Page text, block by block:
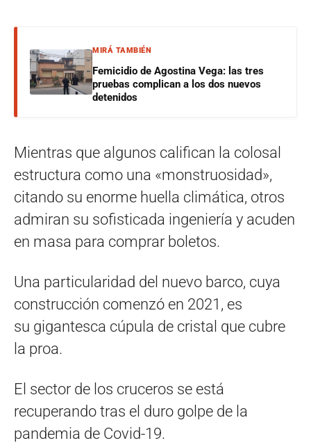
MIRÁ TAMBIÉN
Femicidio de Agostina Vega: las tres
pruebas complican a los dos nuevos
detenidos
Mientras que algunos califican la colosal
estructura como una «monstruosidad»,
citando su enorme huella climática, otros
admiran su sofisticada ingeniería y acuden
en masa para comprar boletos.
Una particularidad del nuevo barco, cuya
construcción comenzó en 2021, es
su gigantesca cúpula de cristal que cubre
la proa.
El sector de los cruceros se está
recuperando tras el duro golpe de la
pandemia de Covid-19.